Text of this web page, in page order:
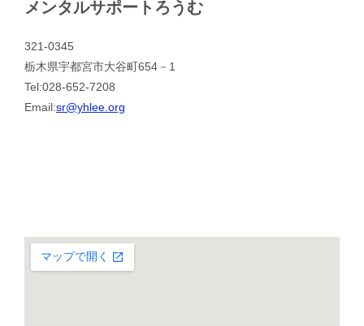
メンタルサポートろうむ
321-0345
栃木県宇都宮市大谷町654－1
Tel:028-652-7208
Email:sr@yhlee.org